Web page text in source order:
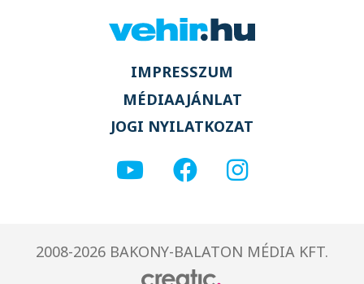
IMPRESSZUM
MÉDIAAJÁNLAT
JOGI NYILATKOZAT
2008-2026 BAKONY-BALATON MÉDIA KFT.